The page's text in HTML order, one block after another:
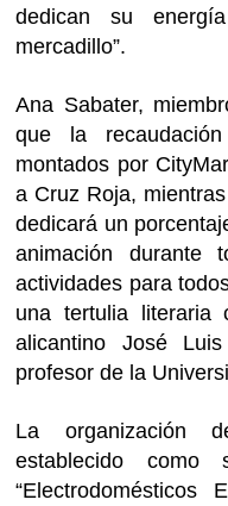
dedican su
mercadillo”.
Ana Sabater,
que la
montados por
a Cruz Roja,
dedicará un
animación durante
actividades para
una tertulia literaria
alicantino José
profesor de la
La organización
establecido